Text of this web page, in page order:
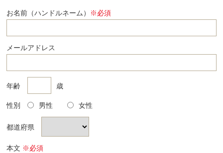
お名前（ハンドルネーム） ※必須
メールアドレス
年齢 歳
性別 男性 女性
都道府県
本文 ※必須